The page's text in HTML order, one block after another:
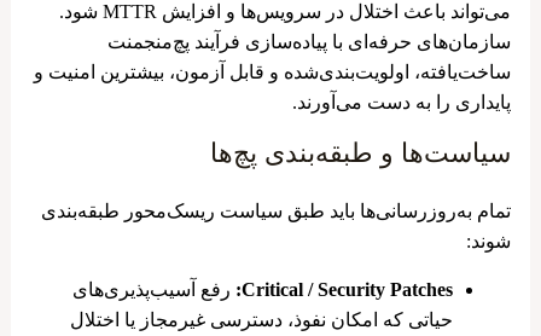
می‌تواند باعث اختلال در سرویس‌ها و افزایش MTTR شود.
سازمان‌های حرفه‌ای با پیاده‌سازی فرآیند پچ‌منجمنت
ساخت‌یافته، اولویت‌بندی‌شده و قابل آزمون، بیشترین امنیت و
پایداری را به دست می‌آورند.
سیاست‌ها و طبقه‌بندی پچ‌ها
تمام به‌روزرسانی‌ها باید طبق سیاست ریسک‌محور طبقه‌بندی
شوند:
Critical / Security Patches:
رفع آسیب‌پذیری‌های
حیاتی که امکان نفوذ، دسترسی غیرمجاز یا اختلال